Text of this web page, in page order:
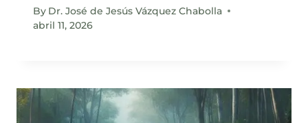
By Dr. José de Jesús Vázquez Chabolla
abril 11, 2026